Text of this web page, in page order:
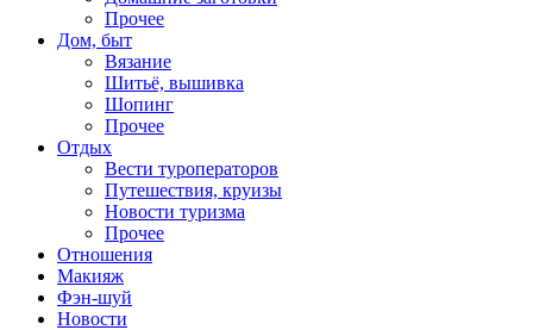
Прочее
Дом, быт
Вязание
Шитьё, вышивка
Шопинг
Прочее
Отдых
Вести туроператоров
Путешествия, круизы
Новости туризма
Прочее
Отношения
Макияж
Фэн-шуй
Новости